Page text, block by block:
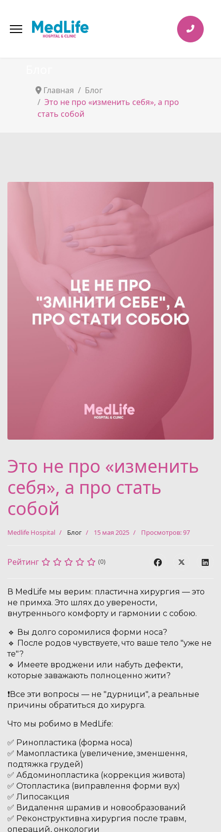
Главная
Блог
Это не про «изменить себя», а про
стать собой
Это не про «изменить
себя», а про стать
собой
Medlife Hospital Блог 15 мая 2025 Просмотров: 97
Рейтинг (0)
В MedLife мы верим: пластична хирургия — это
не примха. Это шлях до уверености,
внутреннього комфорту и гармонии с собою.
🔹 Вы долго соромилися форми носа?
🔹 После родов чувствуете, что ваше тело "уже не
те"?
🔹 Имеете вроджени или набуть дефекти,
которые заважають полноценно жити?
❗️Все эти вопросы — не "дурници", а реальные
причины обратиться до хирурга.
Что мы робимо в MedLife:
✅ Ринопластика (форма носа)
✅ Мамопластика (увеличение, зменшення,
подтяжка грудей)
✅ Абдоминопластика (коррекция живота)
✅ Отопластика (виправлення форми вух)
✅ Липосакция
✅ Видалення шрамив и новообразований
✅ Реконструктивна хирургия после травм,
операций, онкологии